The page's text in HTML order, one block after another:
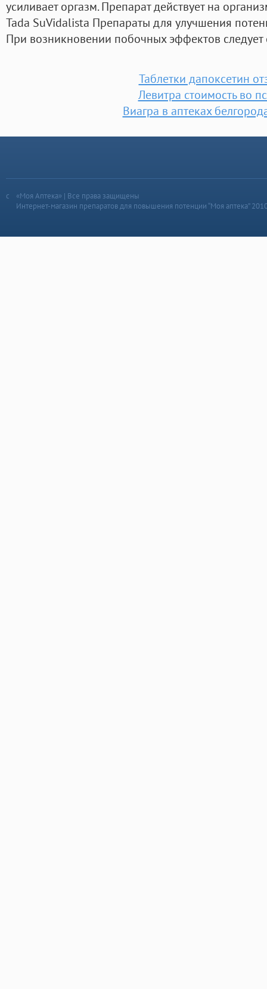
усиливает оргазм. Препарат действует на
Tada SuVidalista Препараты для улучшения
При возникновении побочных эффектов следует
Таблетки дапоксетин
Левитра стоимость во
Виагра в аптеках
«Моя Аптека» | Все права защищены
Интернет-магазин препаратов для повышения потенции “Моя аптека”